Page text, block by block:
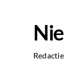
Redactie